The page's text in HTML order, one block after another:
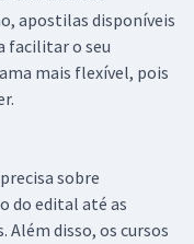
apostilas disponíveis
facilitar o seu
mais flexível, pois
sobre
do edital até as
Além disso, os cursos